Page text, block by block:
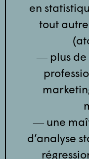
en
tout
― plus de
― une
d’analyse